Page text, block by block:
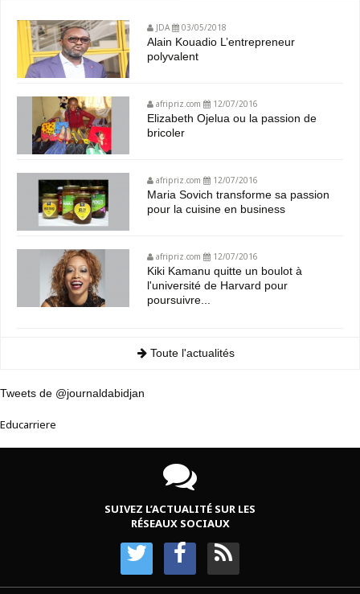
JDA 03/05/2018
Alain Kouadio L’entrepreneur
polyvalent
afripriz.com 12/07/2016
Elizabeth Ojelua ou la passion de
bricoler
afripriz.com 12/07/2016
Maria Sovich transforme sa passion
pour la cuisine en business
afripriz.com 12/07/2016
Kiki Kamanu quitte un boulot à
l'université de Harvard pour
poursuivre...
Toute l'actualités
Tweets de @journaldabidjan
Educarriere
SUIVEZ L’ACTUALITÉ SUR LES
RÉSEAUX SOCIAUX